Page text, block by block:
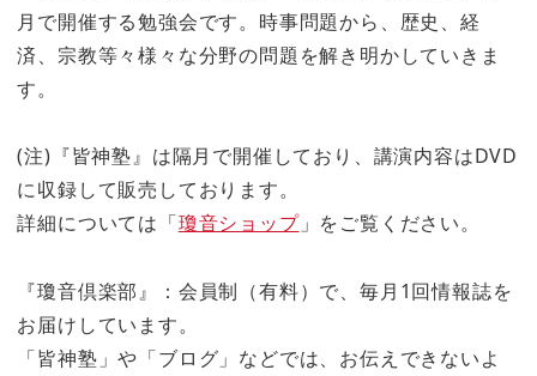
月で開催する勉強会です。時事問題から、歴史、経
済、宗教等々様々な分野の問題を解き明かしていきま
す。
(注)『皆神塾』は隔月で開催しており、講演内容はDVD
に収録して販売しております。
詳細については「瓊音ショップ」をご覧ください。
『瓊音倶楽部』：会員制（有料）で、毎月1回情報誌を
お届けしています。
「皆神塾」や「ブログ」などでは、お伝えできないよ